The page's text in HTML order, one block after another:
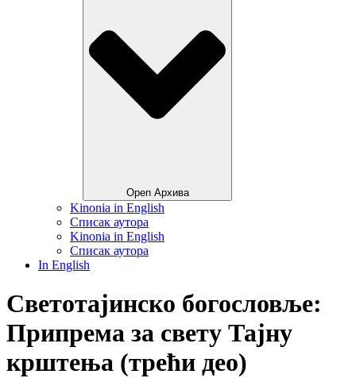
Open Архива
Kinonia in English
Списак аутора
Kinonia in English
Списак аутора
In English
Светотајинско богословље:
Припрема за свету Тајну
крштења (трећи део)